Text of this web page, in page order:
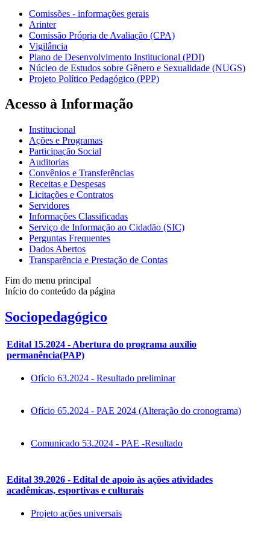
Comissões - informações gerais
Arinter
Comissão Própria de Avaliação (CPA)
Vigilância
Plano de Desenvolvimento Institucional (PDI)
Núcleo de Estudos sobre Gênero e Sexualidade (NUGS)
Projeto Político Pedagógico (PPP)
Acesso à Informação
Institucional
Ações e Programas
Participação Social
Auditorias
Convênios e Transferências
Receitas e Despesas
Licitações e Contratos
Servidores
Informações Classificadas
Serviço de Informação ao Cidadão (SIC)
Perguntas Frequentes
Dados Abertos
Transparência e Prestação de Contas
Fim do menu principal
Início do conteúdo da página
Sociopedagógico
Edital 15.2024 - Abertura do programa auxílio
permanência(PAP)
Ofício 63.2024 - Resultado preliminar
Ofício 65.2024 - PAE 2024 (Alteração do cronograma)
Comunicado 53.2024 - PAE -Resultado
Edital 39.2026 - Edital de apoio às ações atividades
acadêmicas, esportivas e culturais
Projeto ações universais